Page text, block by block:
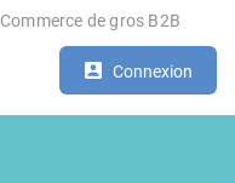
Commerce de gros B2B
Connexion